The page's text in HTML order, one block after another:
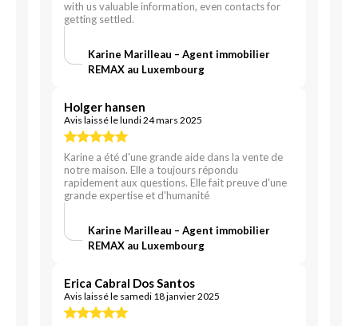
with us valuable information, even contacts for
getting settled.
Karine Marilleau – Agent immobilier
REMAX au Luxembourg
Holger hansen
Avis laissé le lundi 24 mars 2025
Karine a été d'une grande aide dans la vente de
notre maison. Elle a toujours répondu
rapidement aux questions. Elle fait preuve d'une
grande expertise et d'humanité
Karine Marilleau – Agent immobilier
REMAX au Luxembourg
Erica Cabral Dos Santos
Avis laissé le samedi 18 janvier 2025